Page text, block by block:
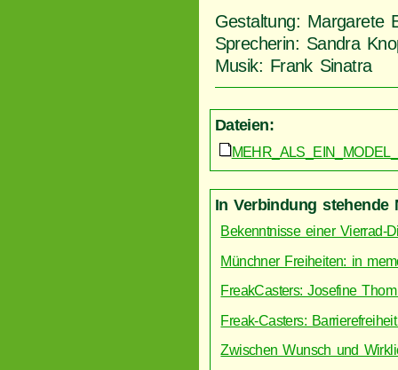
Gestaltung: Margarete
Sprecherin: Sandra
Musik: Frank Sinatra
Dateien:
In Verbindung stehende
Bekenntnisse einer Vierrad-
Münchner Freiheiten: in
FreakCasters: Josefine
Freak-Casters:
Zwischen Wunsch und